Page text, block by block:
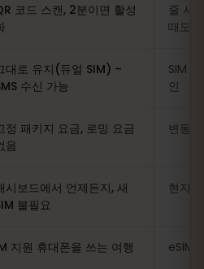
코드 스캔, 2분이면 활성
줄 서
때도
대로 유지(듀얼 SIM) –
수신 가능
SIM
인
정 패키지 요금, 로밍 요금
음
변동
시보드에서 언제든지, 새
불필요
현지
지원 휴대폰을 쓰는 여행
eSIM